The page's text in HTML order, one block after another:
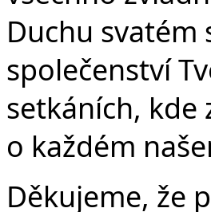
Duchu svatém
společenství
setkáních, kde
o každém
Děkujeme, že